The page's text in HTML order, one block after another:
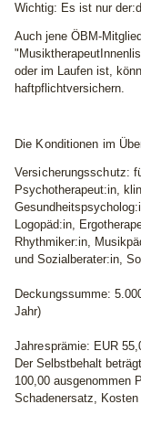
Wichtig: Es ist nur
Auch jene ÖBM-
oder im Laufen ist,
haftpflichtversichern.
Die Konditionen im
Versicherungsschutz:
Psychotherapeut:in,
Logopäd:in,
Rhythmiker:in,
und Sozialberater:in,
Deckungssumme:
Jahr)
Jahresprämie: EUR
Der Selbstbehalt
100,00 ausgenommen
Schadenersatz, Kosten